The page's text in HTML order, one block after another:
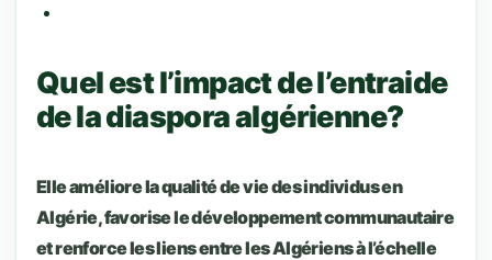
Quel est l’impact de l’entraide
de la diaspora algérienne?
Elle améliore la qualité de vie des individus en
Algérie, favorise le développement communautaire
et renforce les liens entre les Algériens à l’échelle